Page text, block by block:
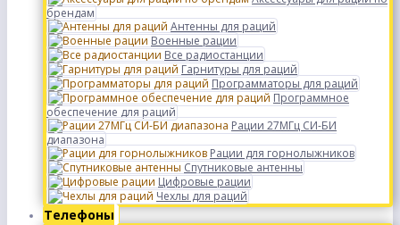
брендам
Антенны для раций
Военные рации
Все радиостанции
Гарнитуры для раций
Программаторы для раций
Программное
обеспечение для раций
Рации 27МГц СИ-БИ
диапазона
Рации для горнолыжников
Спутниковые антенны
Цифровые рации
Чехлы для раций
Телефоны